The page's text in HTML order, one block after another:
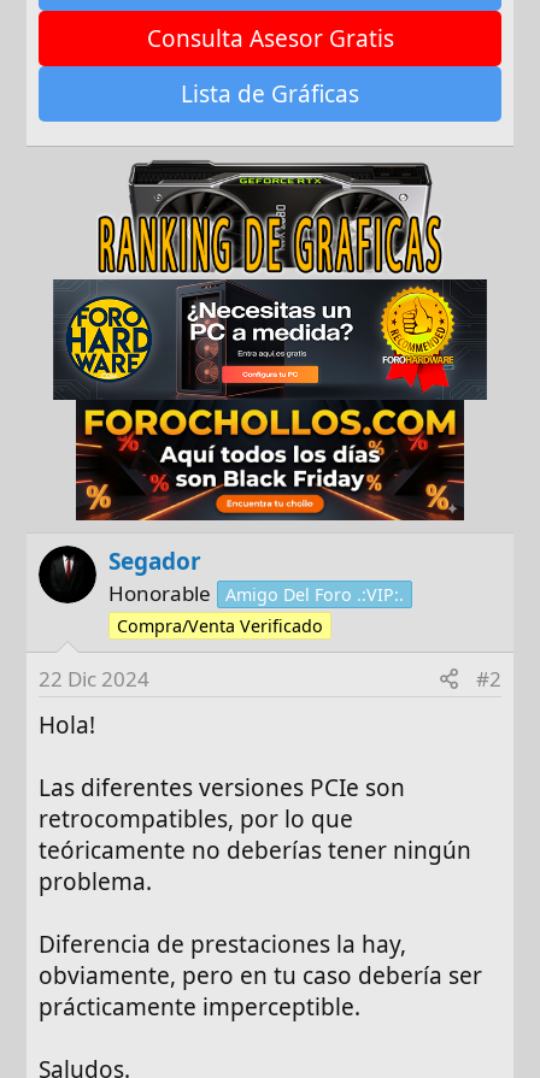
Consulta Asesor Gratis
Lista de Gráficas
Segador
Honorable
Amigo Del Foro .:VIP:.
Compra/Venta Verificado
22 Dic 2024 #2
Hola!
Las diferentes versiones PCIe son
retrocompatibles, por lo que
teóricamente no deberías tener ningún
problema.
Diferencia de prestaciones la hay,
obviamente, pero en tu caso debería ser
prácticamente imperceptible.
Saludos.